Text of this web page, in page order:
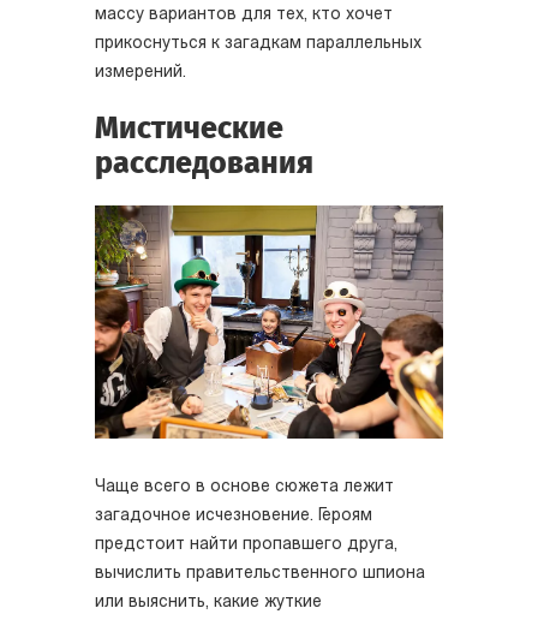
массу вариантов для тех, кто хочет
прикоснуться к загадкам параллельных
измерений.
Мистические
расследования
Чаще всего в основе сюжета лежит
загадочное исчезновение. Героям
предстоит найти пропавшего друга,
вычислить правительственного шпиона
или выяснить, какие жуткие